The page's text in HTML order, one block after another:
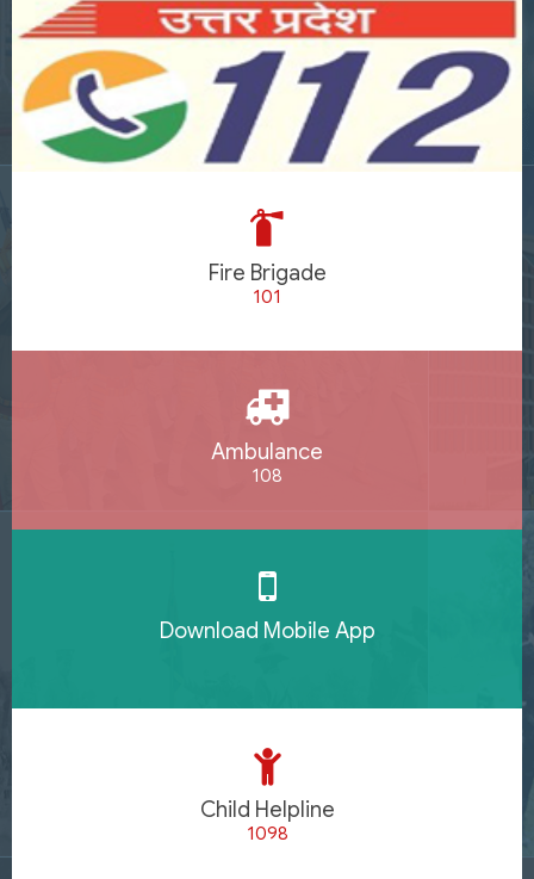
Fire Brigade
101
Ambulance
108
Download Mobile App
Child Helpline
1098